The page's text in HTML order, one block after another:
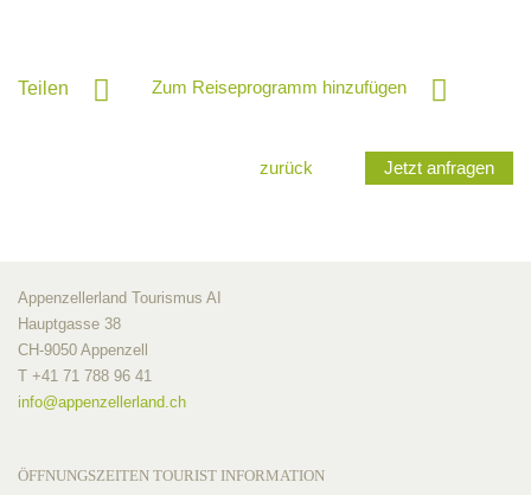
Teilen Zum Reiseprogramm hinzufügen
zurück Jetzt anfragen
Appenzellerland Tourismus AI
Hauptgasse 38
CH-9050 Appenzell
T +41 71 788 96 41
info@appenzellerland.ch
ÖFFNUNGSZEITEN TOURIST INFORMATION